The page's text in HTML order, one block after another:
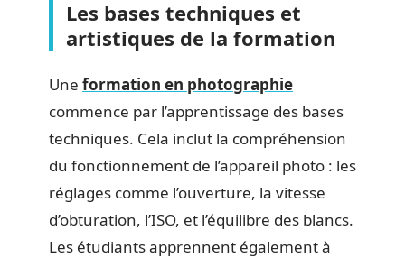
Les bases techniques et
artistiques de la formation
Une formation en photographie
commence par l’apprentissage des bases
techniques. Cela inclut la compréhension
du fonctionnement de l’appareil photo : les
réglages comme l’ouverture, la vitesse
d’obturation, l’ISO, et l’équilibre des blancs.
Les étudiants apprennent également à